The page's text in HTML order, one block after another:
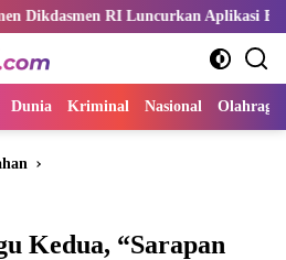
Luncurkan Aplikasi Bungo Pintar
Dunia Kriminal Nasional Olahraga
Kedua, “Sarapan